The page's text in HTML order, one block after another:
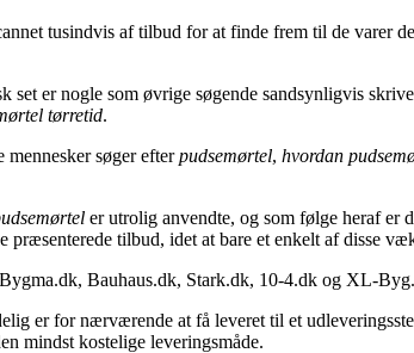
tusindvis af tilbud for at finde frem til de varer
set er nogle som øvrige søgende sandsynligvis
tørretid.
søger efterpudsemørtel, hvordan
er utrolig anvendte, og som følge heraf er
præsenterede tilbud, idet at bare et enkelt af disse
Bauhaus.dk, Stark.dk, 10-4.dk og XL-
er for nærværende at få leveret til et
mindst kostelige leveringsmåde.